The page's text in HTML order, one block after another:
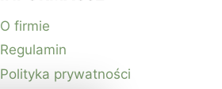
O firmie
Regulamin
Polityka prywatności